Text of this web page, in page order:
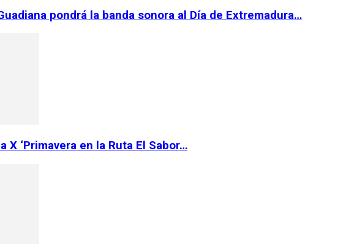
pondrá la banda sonora al Día de Extremadura…
X ‘Primavera en la Ruta El Sabor…